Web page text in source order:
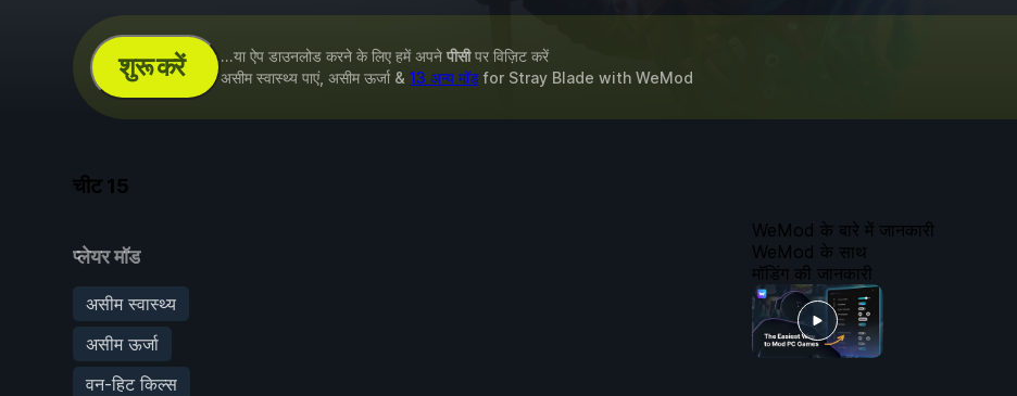
शुरू करें ...या ऐप डाउनलोड करने के लिए हमें अपने पीसीपर विज़िट करें
असीम स्वास्थ्य पाएं, असीम ऊर्जा & 13 अन्य मॉडfor Stray Blade with WeMod
चीट 15
प्लेयर मॉड
असीम स्वास्थ्य
असीम ऊर्जा
वन-हिट किल्स
WeMod के बारे में जानकारी
WeMod के साथ
मॉडिंग की जानकारी